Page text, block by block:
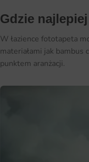
Gdzie
W łazience fototapeta
materiałami jak bambus
punktem aranżacji.